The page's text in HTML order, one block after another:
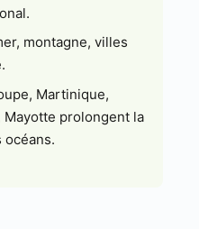
montagne, villes
Martinique,
Mayotte prolongent la
océans.